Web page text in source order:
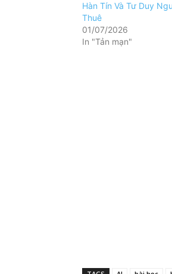
Hàn Tín Và Tư Duy
Thuê
01/07/2026
In "Tản mạn"